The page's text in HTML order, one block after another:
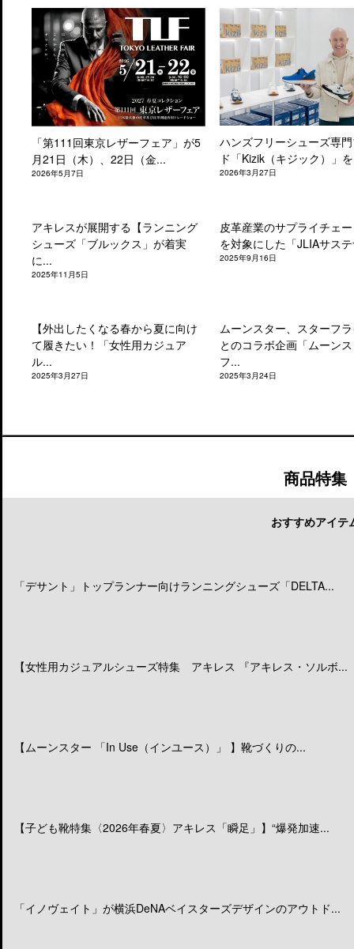
「第111回東京レザーフェア」が5
月21日（木）、22日（金...
2026年5月7日
ハンズフリーシューズ専
ド「Kizik（キジック）」
2026年3月27日
アキレスが展開する【ランニング
シューズ「ブルックス」が着実
に...
2025年11月5日
皮革産業のサプライチェ
を対象にした「JLIAサス
2025年9月16日
【外出したくなる春から夏に向け
て履きたい！「女性用カジュア
ル...
2025年3月27日
ムーンスター、スターフ
とのコラボ企画「ムーン
フ...
2025年3月24日
商品特集
おすすめアイテ
「デサント」トップランナー向けランニングシューズ「DELTA...
【女性用カジュアルシューズ特集 アキレス 『アキレス・ソルボ...
【ムーンスター 「In Use（インユース）」 】靴づくりの...
【子ども靴特集〈2026年春夏〉アキレス「瞬足」】“爆発加速...
「イノヴェイト」が横浜DeNAベイスターズデザインのアウトド...